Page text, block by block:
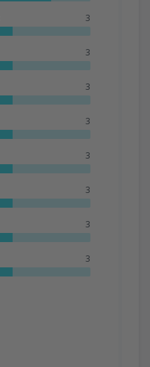
3
3
3
3
3
3
3
3